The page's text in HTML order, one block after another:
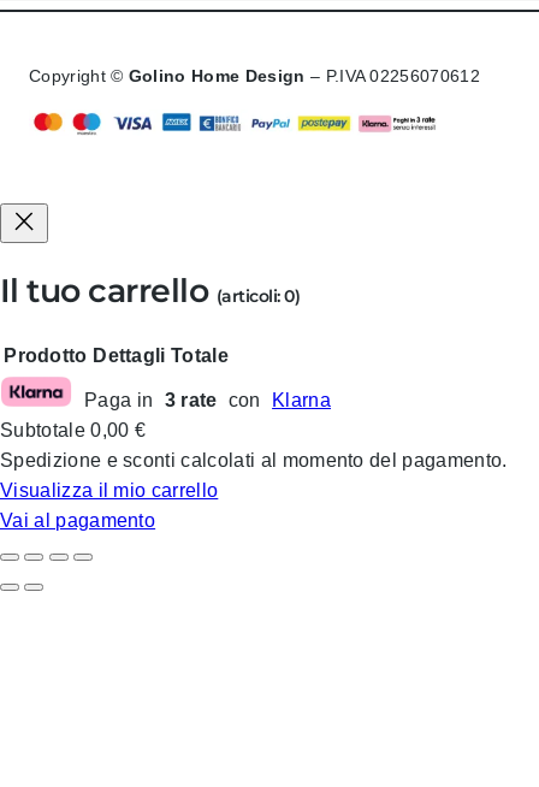
Copyright © Golino Home Design – P.IVA 02256070612
Il tuo carrello (articoli: 0)
Prodotti
nel
carrello
Prodotto Dettagli Totale
Paga in 3 rate con
Klarna
Subtotale0,00 €
Spedizione e sconti calcolati al momento del pagamento.
Visualizza il mio carrello
Vai al pagamento